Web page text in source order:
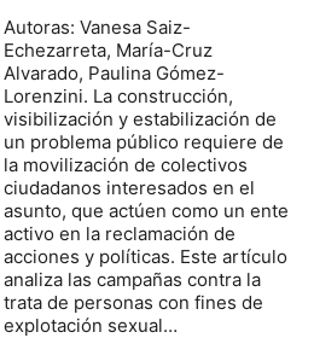
Autoras: Vanesa Saiz-
Echezarreta, María-Cruz
Alvarado, Paulina Gómez-
Lorenzini. La construcción,
visibilización y estabilización de
un problema público requiere de
la movilización de colectivos
ciudadanos interesados en el
asunto, que actúen como un ente
activo en la reclamación de
acciones y políticas. Este artículo
analiza las campañas contra la
trata de personas con fines de
explotación sexual…